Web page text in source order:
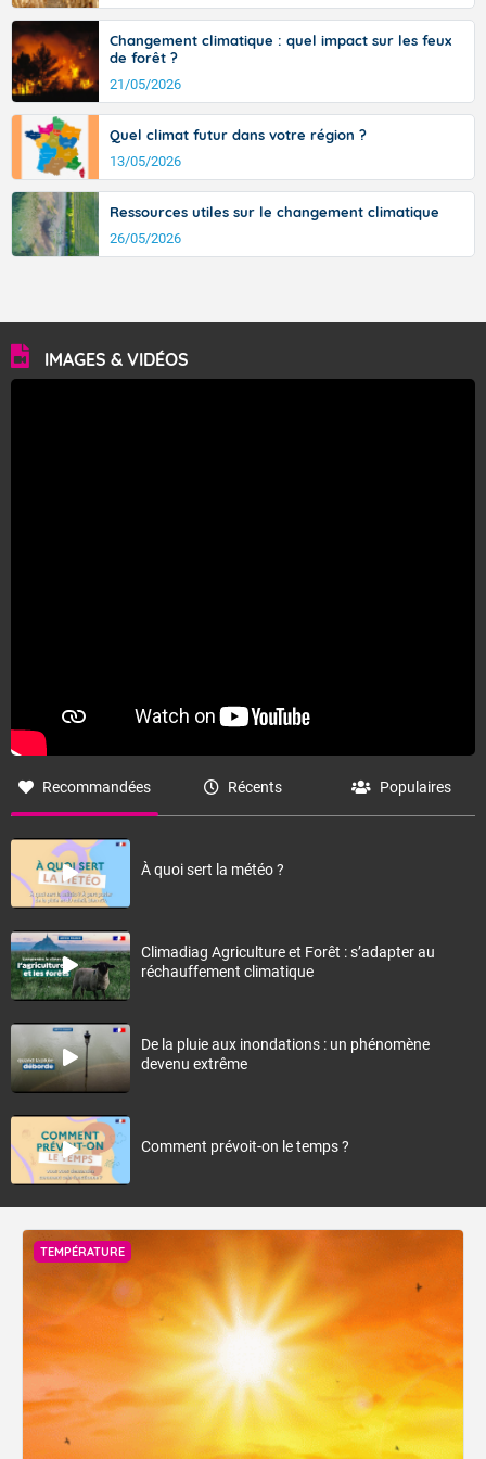
Changement climatique : quel impact sur les feux
de forêt ?
21/05/2026
Quel climat futur dans votre région ?
13/05/2026
Ressources utiles sur le changement climatique
26/05/2026
IMAGES & VIDÉOS
Recommandées Récents Populaires
À quoi sert la météo ?
Climadiag Agriculture et Forêt : s’adapter au
réchauffement climatique
De la pluie aux inondations : un phénomène
devenu extrême
Comment prévoit-on le temps ?
TEMPÉRATURE